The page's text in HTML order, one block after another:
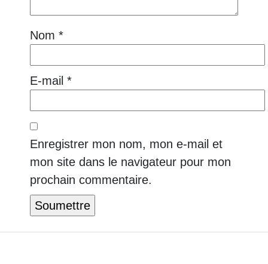
Nom *
E-mail *
Enregistrer mon nom, mon e-mail et
mon site dans le navigateur pour mon
prochain commentaire.